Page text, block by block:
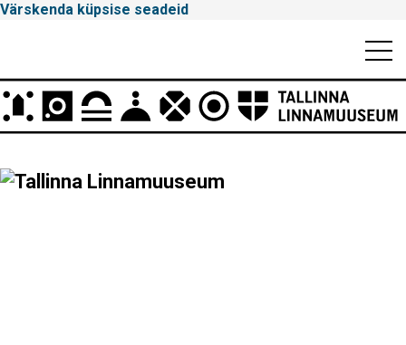
Värskenda küpsise seadeid
Peamenüü